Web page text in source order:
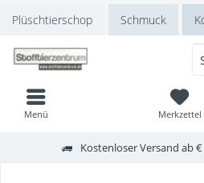
Plüschtierschop Schmuck
Menü Merkzettel
Kostenloser Versand ab